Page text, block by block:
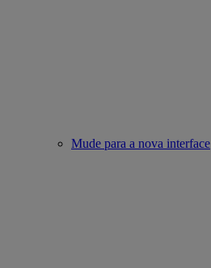
Mude para a nova interface